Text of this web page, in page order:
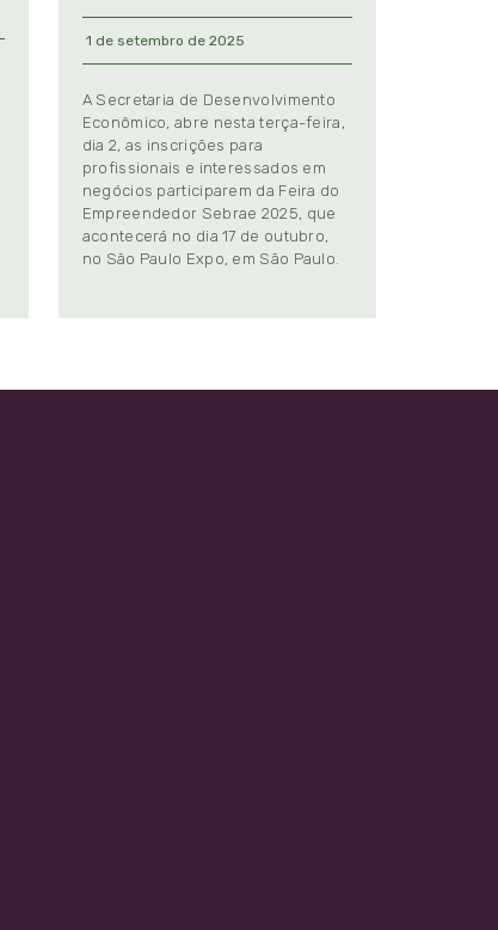
1 de setembro de 2025
A Secretaria de Desenvolvimento
Econômico, abre nesta terça-feira,
dia 2, as inscrições para
profissionais e interessados em
negócios participarem da Feira do
Empreendedor Sebrae 2025, que
acontecerá no dia 17 de outubro,
no São Paulo Expo, em São Paulo.